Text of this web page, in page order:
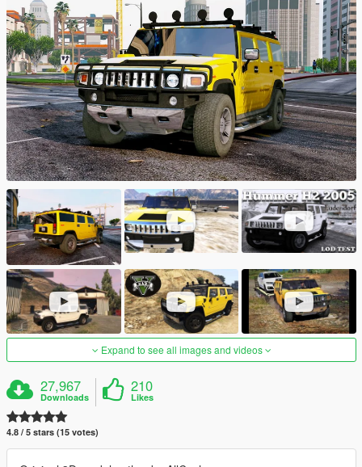
Expand to see all images and videos
27,967
Downloads
210
Likes
4.8 / 5 stars (15 votes)